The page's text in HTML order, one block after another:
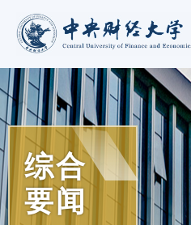
综合
要闻